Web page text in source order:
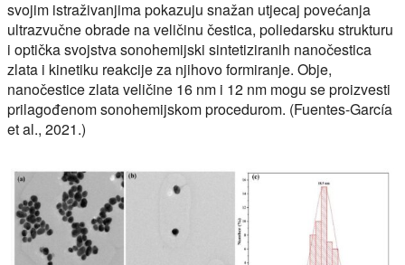
svojim istraživanjima pokazuju snažan utjecaj povećanja
ultrazvučne obrade na veličinu čestica, poliedarsku strukturu
i optička svojstva sonohemijski sintetiziranih nanočestica
zlata i kinetiku reakcije za njihovo formiranje. Obje,
nanočestice zlata veličine 16 nm i 12 nm mogu se proizvesti
prilagođenom sonohemijskom procedurom. (Fuentes-García
et al., 2021.)